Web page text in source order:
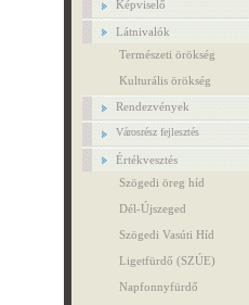
Képviselő
Látnivalók
Természeti örökség
Kulturális örökség
Rendezvények
Városrész fejlesztés
Értékvesztés
Szögedi öreg híd
Dél-Újszeged
Szögedi Vasúti Híd
Ligetfürdő (SZÚE)
Napfonnyfürdő